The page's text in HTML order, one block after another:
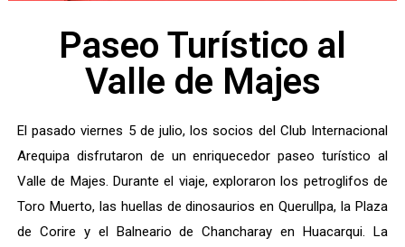
Paseo Turístico al
Valle de Majes
El pasado viernes 5 de julio, los socios del Club Internacional
Arequipa disfrutaron de un enriquecedor paseo turístico al
Valle de Majes. Durante el viaje, exploraron los petroglifos de
Toro Muerto, las huellas de dinosaurios en Querullpa, la Plaza
de Corire y el Balneario de Chancharay en Huacarqui. La